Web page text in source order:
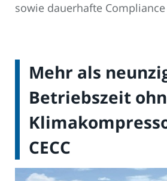
sowie dauerhafte
Mehr als
Betriebszeit
CECC